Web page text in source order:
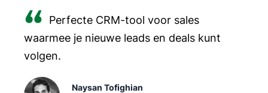
Perfecte CRM-tool voor sales
waarmee je nieuwe leads en deals kunt
volgen.
Naysan Tofighian